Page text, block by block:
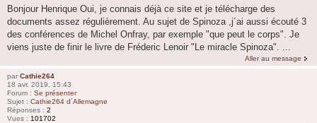
Bonjour Henrique Oui, je connais déjà ce site et je télécharge des
documents assez régulièrement. Au sujet de Spinoza ,j´ai aussi écouté 3
des conférences de Michel Onfray, par exemple "que peut le corps". Je
viens juste de finir le livre de Fréderic Lenoir "Le miracle Spinoza". ...
Aller au message
par Cathie264
18 avr. 2019, 15:43
Forum : Se présenter
Sujet : Cathie264 d´Allemagne
Réponses : 2
Vues : 101702